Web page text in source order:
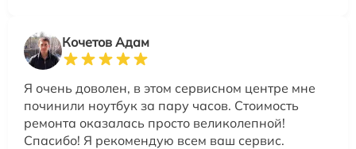
Кочетов Адам
Я очень доволен, в этом сервисном центре мне
починили ноутбук за пару часов. Стоимость
ремонта оказалась просто великолепной!
Спасибо! Я рекомендую всем ваш сервис.